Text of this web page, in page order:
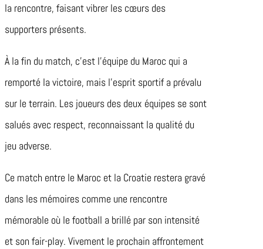
la rencontre, faisant vibrer les cœurs des
supporters présents.
À la fin du match, c’est l’équipe du Maroc qui a
remporté la victoire, mais l’esprit sportif a prévalu
sur le terrain. Les joueurs des deux équipes se sont
salués avec respect, reconnaissant la qualité du
jeu adverse.
Ce match entre le Maroc et la Croatie restera gravé
dans les mémoires comme une rencontre
mémorable où le football a brillé par son intensité
et son fair-play. Vivement le prochain affrontement